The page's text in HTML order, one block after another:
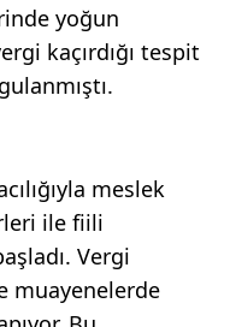
yoğun
kaçırdığı tespit
meslek
ile fiili
Vergi
muayenelerde